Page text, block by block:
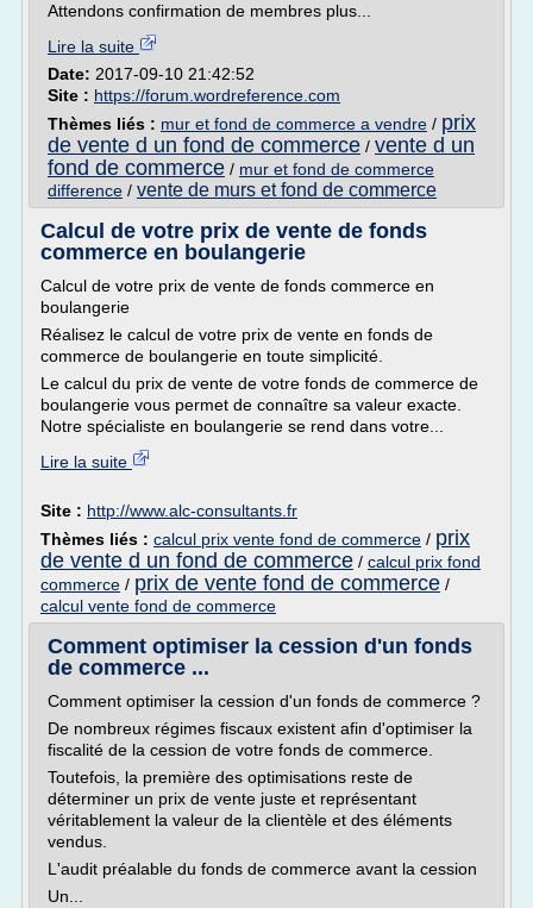
Attendons confirmation de membres plus...
Lire la suite
Date: 2017-09-10 21:42:52
Site : https://forum.wordreference.com
Thèmes liés : mur et fond de commerce a vendre / prix
de vente d un fond de commerce / vente d un
fond de commerce / mur et fond de commerce
difference / vente de murs et fond de commerce
Calcul de votre prix de vente de fonds
commerce en boulangerie
Calcul de votre prix de vente de fonds commerce en
boulangerie
Réalisez le calcul de votre prix de vente en fonds de
commerce de boulangerie en toute simplicité.
Le calcul du prix de vente de votre fonds de commerce de
boulangerie vous permet de connaître sa valeur exacte.
Notre spécialiste en boulangerie se rend dans votre...
Lire la suite
Site : http://www.alc-consultants.fr
Thèmes liés : calcul prix vente fond de commerce / prix
de vente d un fond de commerce / calcul prix fond
commerce / prix de vente fond de commerce /
calcul vente fond de commerce
Comment optimiser la cession d'un fonds
de commerce ...
Comment optimiser la cession d'un fonds de commerce ?
De nombreux régimes fiscaux existent afin d'optimiser la
fiscalité de la cession de votre fonds de commerce.
Toutefois, la première des optimisations reste de
déterminer un prix de vente juste et représentant
véritablement la valeur de la clientèle et des éléments
vendus.
L'audit préalable du fonds de commerce avant la cession
Un...